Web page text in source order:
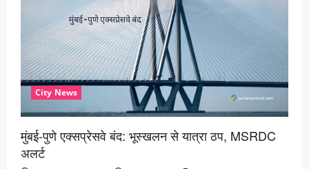
City News
मुंबई-पुणे एक्सप्रेसवे बंद: भूस्खलन से यात्रा ठप, MSRDC
अलर्ट